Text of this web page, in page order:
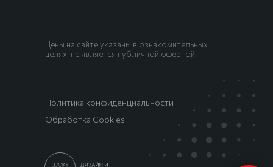
Политика конфиденциальности
Обработка Cookies
Цены на сайте указаны в ознакомительных
целях, не является публичной офертой.